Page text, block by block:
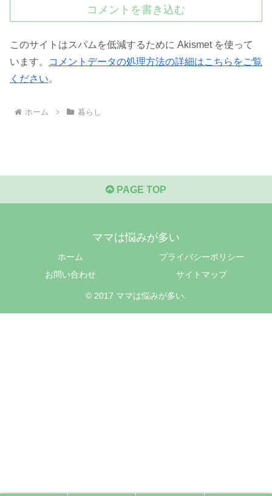
コメントを書き込む
このサイトはスパムを低減するために Akismet を使って
います。
コメントデータの処理方法の詳細はこちらをご覧
ください。
ホーム 暮らし
PAGE TOP
ママは悩みが多い
ホーム
プライバシーポリシー
お問い合わせ
サイトマップ
© 2017 ママは悩みが多い.